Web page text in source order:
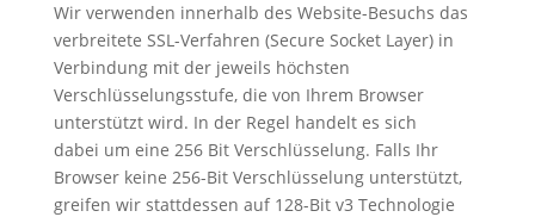
Wir verwenden innerhalb des Website-Besuchs das
verbreitete SSL-Verfahren (Secure Socket Layer) in
Verbindung mit der jeweils höchsten
Verschlüsselungsstufe, die von Ihrem Browser
unterstützt wird. In der Regel handelt es sich
dabei um eine 256 Bit Verschlüsselung. Falls Ihr
Browser keine 256-Bit Verschlüsselung unterstützt,
greifen wir stattdessen auf 128-Bit v3 Technologie